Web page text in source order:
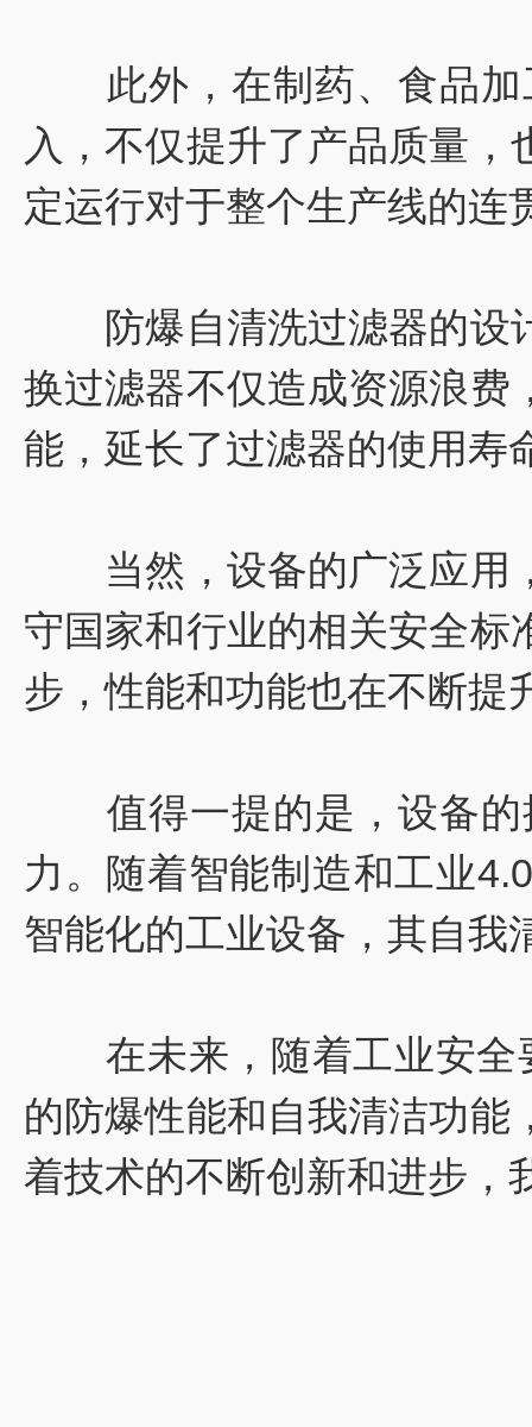
此外，在制药、食品加
入，不仅提升了产品质量
定运行对于整个生产线的连
防爆自清洗过滤器的设计
换过滤器不仅造成资源浪费
能，延长了过滤器的使用寿
当然，设备的广泛应用，
守国家和行业的相关安全标
步，性能和功能也在不断提
值得一提的是，设备的
力。随着智能制造和工业
智能化的工业设备，其自我
在未来，随着工业安全
的防爆性能和自我清洁功能
着技术的不断创新和进步，